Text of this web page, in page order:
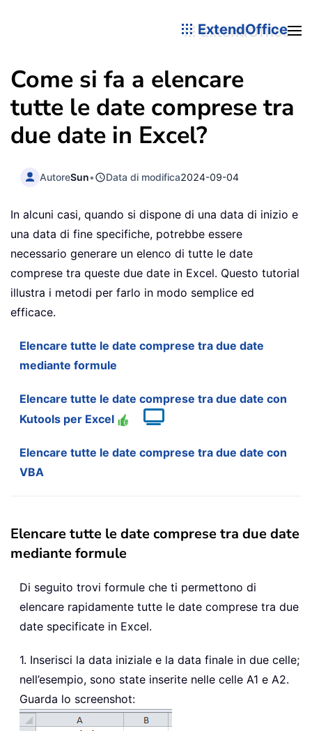
ExtendOffice
Come si fa a elencare
tutte le date comprese tra
due date in Excel?
AutoreSun• Data di modifica2024-09-04
In alcuni casi, quando si dispone di una data di inizio e
una data di fine specifiche, potrebbe essere
necessario generare un elenco di tutte le date
comprese tra queste due date in Excel. Questo tutorial
illustra i metodi per farlo in modo semplice ed
efficace.
Elencare tutte le date comprese tra due date
mediante formule
Elencare tutte le date comprese tra due date con
Kutools per Excel
Elencare tutte le date comprese tra due date con
VBA
Elencare tutte le date comprese tra due date
mediante formule
Di seguito trovi formule che ti permettono di
elencare rapidamente tutte le date comprese tra due
date specificate in Excel.
1. Inserisci la data iniziale e la data finale in due celle;
nell’esempio, sono state inserite nelle celle A1 e A2.
Guarda lo screenshot: